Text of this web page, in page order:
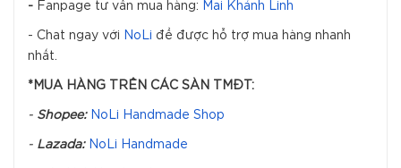
- Fanpage tư vấn mua hàng: Mai Khánh Linh
- Chat ngay với NoLi
để được hỗ trợ mua hàng nhanh
nhất.
*MUA HÀNG TRÊN CÁC SÀN TMĐT:
- Shopee: NoLi Handmade Shop
- Lazada: NoLi Handmade